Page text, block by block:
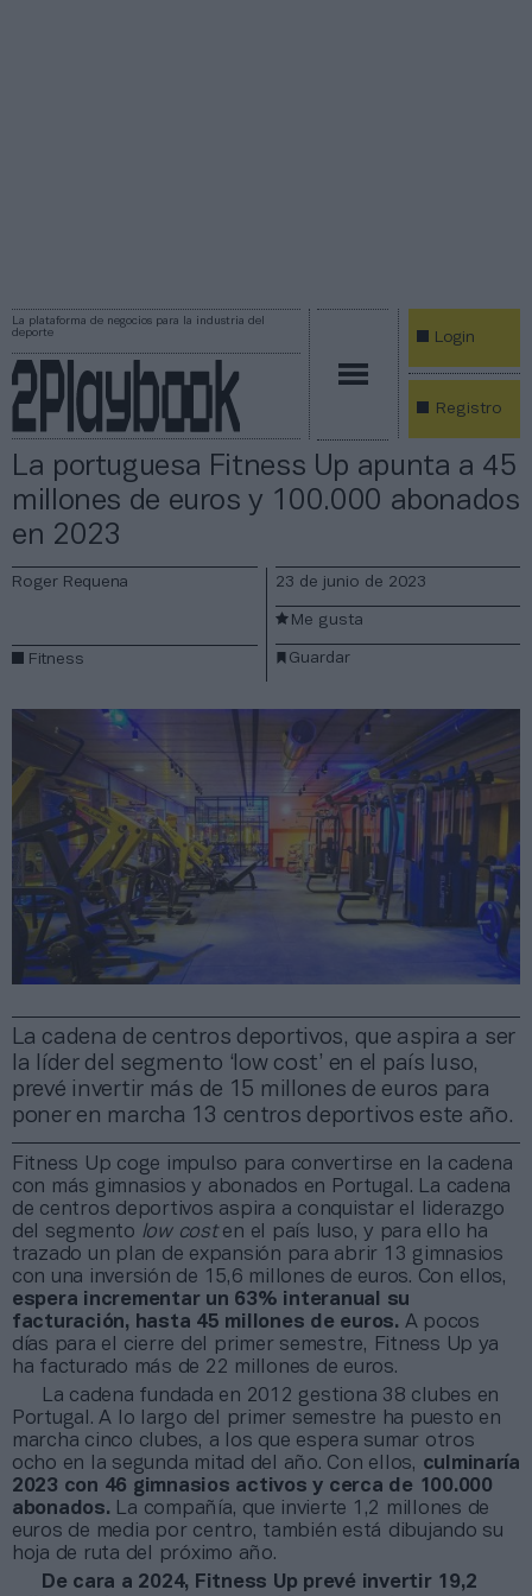
La plataforma de negocios para la industria del
deporte
Login
Registro
La portuguesa Fitness Up apunta a 45
millones de euros y 100.000 abonados
en 2023
La cadena de centros deportivos, que aspira a ser
la líder del segmento ‘low cost’ en el país luso,
prevé invertir más de 15 millones de euros para
poner en marcha 13 centros deportivos este año.
Roger Requena
Fitness
23 de junio de 2023
Guardar
Me gusta
Fitness Up coge impulso para convertirse en la cadena
con más gimnasios y abonados en Portugal. La cadena
de centros deportivos aspira a conquistar el liderazgo
del segmento low cost en el país luso, y para ello ha
trazado un plan de expansión para abrir 13 gimnasios
con una inversión de 15,6 millones de euros. Con ellos,
espera incrementar un 63% interanual su
facturación, hasta 45 millones de euros. A pocos
días para el cierre del primer semestre, Fitness Up ya
ha facturado más de 22 millones de euros.
La cadena fundada en 2012 gestiona 38 clubes en
Portugal. A lo largo del primer semestre ha puesto en
marcha cinco clubes, a los que espera sumar otros
ocho en la segunda mitad del año. Con ellos, culminaría
2023 con 46 gimnasios activos y cerca de 100.000
abonados. La compañía, que invierte 1,2 millones de
euros de media por centro, también está dibujando su
hoja de ruta del próximo año.
De cara a 2024, Fitness Up prevé invertir 19,2